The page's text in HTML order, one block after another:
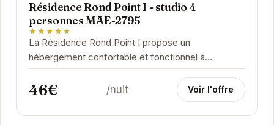
Résidence Rond Point I - studio 4
personnes MAE-2795
★★★★★
La Résidence Rond Point I propose un
hébergement confortable et fonctionnel à
Orcières. Idéalement située, elle permet un accès
facile aux...
46€ /nuit Voir l'offre